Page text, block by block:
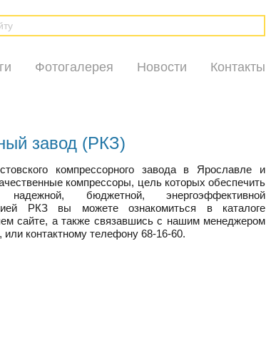
Фотогалерея Новости Контакты
завод (РКЗ)
компрессорного завода в Ярославле и
компрессоры, цель которых обеспечить
надежной, бюджетной, энергоэффективной
РКЗ вы можете ознакомиться в каталоге
сайте, а также связавшись с нашим менеджером
контактному телефону 68-16-60.